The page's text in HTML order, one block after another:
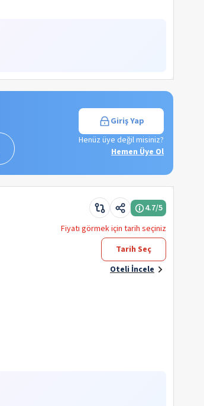
Giriş Yap
Henüz üye değil misiniz?
Hemen Üye Ol
4.7/5
Fiyatı görmek için tarih seçiniz
Tarih Seç
Oteli İncele